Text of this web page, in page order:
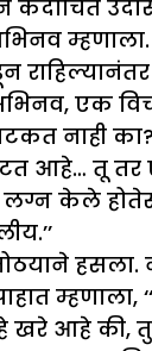
म्हणाला.
एक
नाही
आहे… तू
लग्न केले
हसला.
म्हणाला,
खरे आहे की,